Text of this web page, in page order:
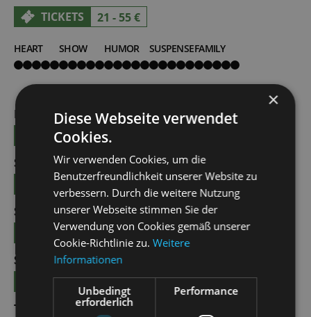
TICKETS 21 - 55 €
HEART
5
von
SHOW
5
von
5
HUMOR
5
von
5
SUSPENSE
5
von
5
FAMILY
5
von
5
FRI | 02.07.2027 | 19:30
TICKETS
23 - 69 €
SAT | 03.07.2027 | 18:00
TICKETS
21 - 55 €
SUN | 04.07.2027 | 11:00
TICKETS
21 - 55 €
SUN | 04.07.2027 | 18:00
TICKETS
21 - 55 €
TUE | 06.07.2027 | 18:00
×
Diese Webseite verwendet
Cookies.
Wir verwenden Cookies, um die
Benutzerfreundlichkeit unserer Website zu
verbessern. Durch die weitere Nutzung
unserer Webseite stimmen Sie der
Verwendung von Cookies gemäß unserer
Cookie-Richtlinie zu.Weitere
Informationen
Unbedingt
erforderlich
Performance